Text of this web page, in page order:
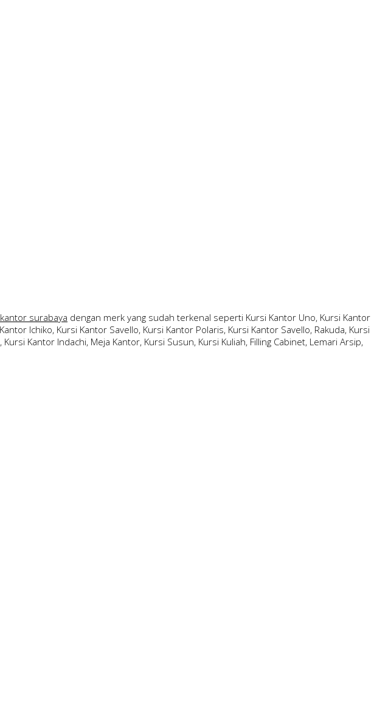
surabaya dengan merk yang sudah terkenal seperti Kursi Kantor Uno, Kursi Kantor
Ichiko, Kursi Kantor Savello, Kursi Kantor Polaris, Kursi Kantor Savello, Rakuda, Kursi
Kantor Indachi, Meja Kantor, Kursi Susun, Kursi Kuliah, Filling Cabinet, Lemari Arsip,